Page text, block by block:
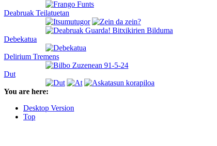
Deabruak Teilatuetan
Debekatua
Delirium Tremens
Dut
You are here:
Desktop Version
Top